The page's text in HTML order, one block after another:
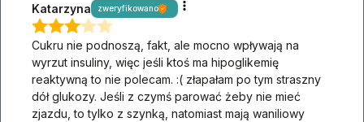
Katarzyna zweryfikowano
Cukru nie podnoszą, fakt, ale mocno wpływają na
wyrzut insuliny, więc jeśli ktoś ma hipoglikemię
reaktywną to nie polecam. :( złapałam po tym straszny
dół glukozy. Jeśli z czymś parować żeby nie mieć
zjazdu, to tylko z szynką, natomiast mają waniliowy